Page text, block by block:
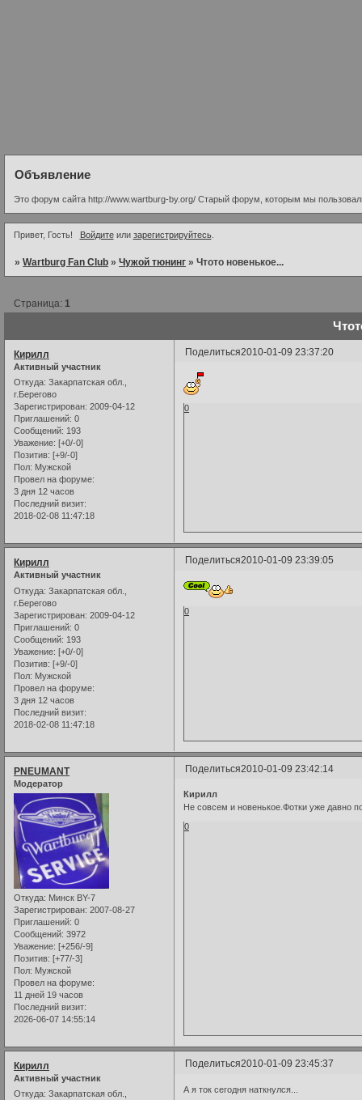
Объявление
Это форум сайта http://www.wartburg-by.org/ Старый форум, которым мы
Привет, Гость! Войдитеили зарегистрируйтесь.
»Wartburg Fan Club »Чужой тюнинг »Чтото новенькое...
Страница:1
Поделиться2010-01-09 23:37:20
Кирилл
Активный участник
Откуда: Закарпатская обл.,
г.Берегово
Зарегистрирован: 2009-04-12
Приглашений: 0
Сообщений: 193
Уважение: [+0/-0]
Позитив: [+9/-0]
Пол: Мужской
Провел на форуме:
3 дня 12 часов
Последний визит:
2018-02-08 11:47:18
0
Поделиться2010-01-09 23:39:05
Кирилл
Активный участник
Откуда: Закарпатская обл.,
г.Берегово
Зарегистрирован: 2009-04-12
Приглашений: 0
Сообщений: 193
Уважение: [+0/-0]
Позитив: [+9/-0]
Пол: Мужской
Провел на форуме:
3 дня 12 часов
Последний визит:
2018-02-08 11:47:18
0
Поделиться2010-01-09 23:42:14
PNEUMANT
Модератор
Откуда: Минск BY-7
Зарегистрирован: 2007-08-27
Приглашений: 0
Сообщений: 3972
Уважение: [+256/-9]
Позитив: [+77/-3]
Пол: Мужской
Провел на форуме:
11 дней 19 часов
Последний визит:
2026-06-07 14:55:14
Кирилл
Не совсем и новенькое.Фотки уже давно
0
Поделиться2010-01-09 23:45:37
Кирилл
Активный участник
Откуда: Закарпатская обл.,
А я ток сегодня наткнулся...